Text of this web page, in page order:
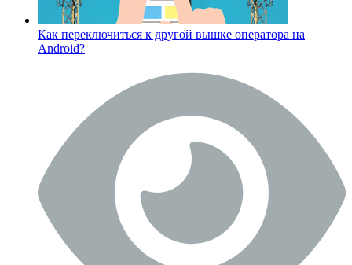
Как переключиться к другой вышке оператора на
Android?